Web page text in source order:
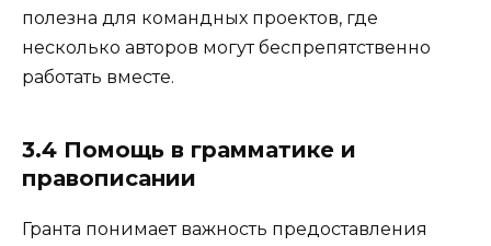
полезна для командных проектов, где
несколько авторов могут беспрепятственно
работать вместе.
3.4 Помощь в грамматике и
правописании
Гранта понимает важность предоставления